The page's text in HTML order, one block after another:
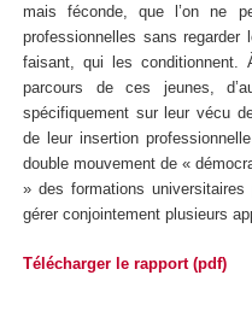
mais féconde, que l’on ne
professionnelles sans
faisant, qui les conditionnent.
parcours de ces jeunes,
spécifiquement sur leur vécu
de leur insertion
double mouvement de «
» des formations universitaires
gérer conjointement plusieurs
Télécharger le rapport (pdf)